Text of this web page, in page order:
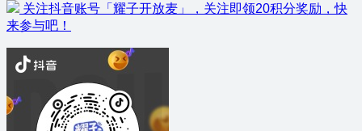
关注抖音账号「耀子开放麦」，关注即领20积分奖励，快
来参与吧！